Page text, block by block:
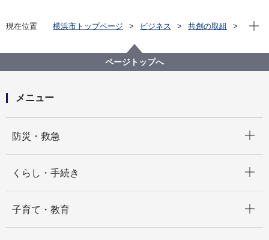
現在位置 横浜市トップページ ビジネス
共創の取組
横浜市立図書館
指定管理者の管理運営（令和2年4月から令和7年3月ま
で）
現在
ページトップへ
メニュー
防災・救急
くらし・手続き
子育て・教育